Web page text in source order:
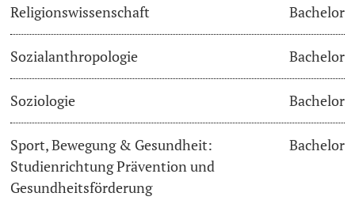
Religionswissenschaft Bachelor
Sozialanthropologie Bachelor
Soziologie Bachelor
Sport, Bewegung & Gesundheit:
Studienrichtung Prävention und
Gesundheitsförderung
Bachelor